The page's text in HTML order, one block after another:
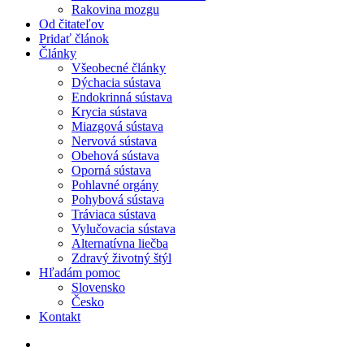
Rakovina mozgu
Od čitateľov
Pridať článok
Články
Všeobecné články
Dýchacia sústava
Endokrinná sústava
Krycia sústava
Miazgová sústava
Nervová sústava
Obehová sústava
Oporná sústava
Pohlavné orgány
Pohybová sústava
Tráviaca sústava
Vylučovacia sústava
Alternatívna liečba
Zdravý životný štýl
Hľadám pomoc
Slovensko
Česko
Kontakt